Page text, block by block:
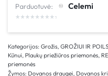
Parduotuvė: Celemi
Kategorijos: Grožis, GROŽIUI IR
Kūnui, Plaukų priežiūros priemonės,
priemonės
Žymos: Dovanos draugei, Dovanos